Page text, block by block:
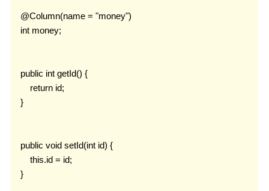
    @Column(name = "money")
    int money;
    public int getId() {
        return id;
    }
    public void setId(int id) {
        this.id = id;
    }